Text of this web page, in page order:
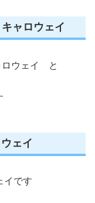
ャロウェイ
ロウェイ と
ェイ
イです